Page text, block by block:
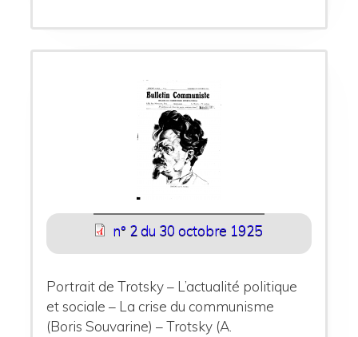
n° 2 du 30 octobre 1925
Portrait de Trotsky – L’actualité politique
et sociale – La crise du communisme
(Boris Souvarine) – Trotsky (A.